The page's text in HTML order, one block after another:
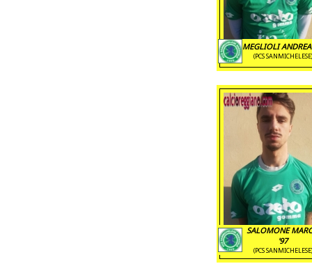
MEGLIOLI
(PCS SANMICHELESE)
SALOMONE
'97
(PCS SANMICHELESE)